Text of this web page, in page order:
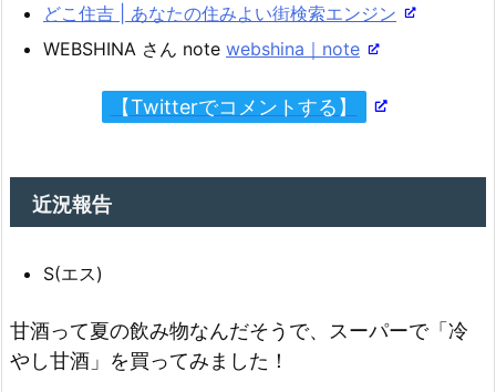
どこ住吉 | あなたの住みよい街検索エンジン
WEBSHINA さん note webshina｜note
【Twitterでコメントする】
近況報告
S(エス)
甘酒って夏の飲み物なんだそうで、スーパーで「冷
やし甘酒」を買ってみました！